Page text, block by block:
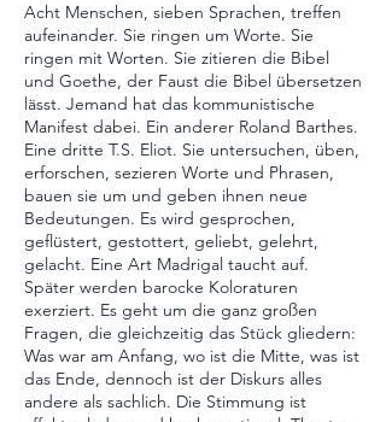
Acht Menschen, sieben Sprachen, treffen
aufeinander. Sie ringen um Worte. Sie
ringen mit Worten. Sie zitieren die Bibel
und Goethe, der Faust die Bibel übersetzen
lässt. Jemand hat das kommunistische
Manifest dabei. Ein anderer Roland Barthes.
Eine dritte T.S. Eliot. Sie untersuchen, üben,
erforschen, sezieren Worte und Phrasen,
bauen sie um und geben ihnen neue
Bedeutungen. Es wird gesprochen,
geflüstert, gestottert, geliebt, gelehrt,
gelacht. Eine Art Madrigal taucht auf.
Später werden barocke Koloraturen
exerziert. Es geht um die ganz großen
Fragen, die gleichzeitig das Stück gliedern:
Was war am Anfang, wo ist die Mitte, was ist
das Ende, dennoch ist der Diskurs alles
andere als sachlich. Die Stimmung ist